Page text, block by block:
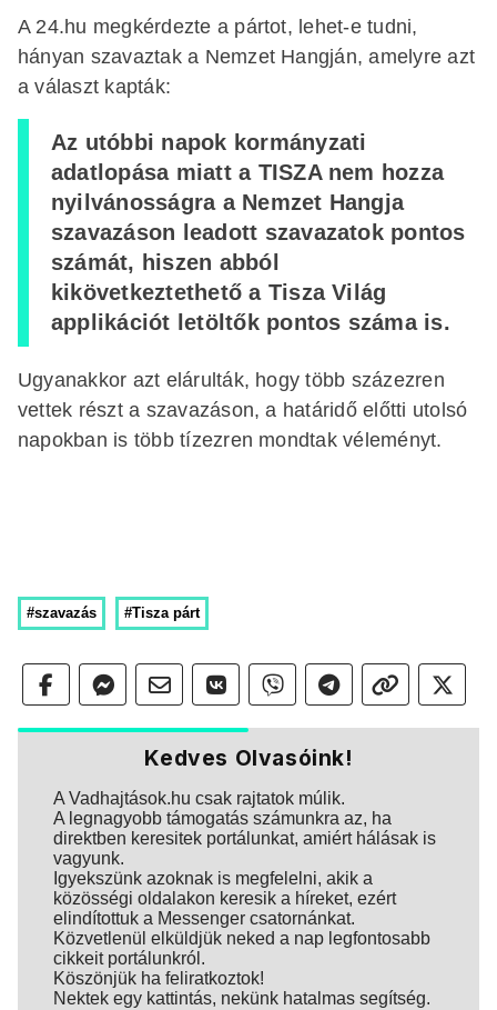
A 24.hu megkérdezte a pártot, lehet-e tudni,
hányan szavaztak a Nemzet Hangján, amelyre azt
a választ kapták:
Az utóbbi napok kormányzati
adatlopása miatt a TISZA nem hozza
nyilvánosságra a Nemzet Hangja
szavazáson leadott szavazatok pontos
számát, hiszen abból
kikövetkeztethető a Tisza Világ
applikációt letöltők pontos száma is.
Ugyanakkor azt elárulták, hogy több százezren
vettek részt a szavazáson, a határidő előtti utolsó
napokban is több tízezren mondtak véleményt.
#szavazás #Tisza párt
Kedves Olvasóink!
A Vadhajtások.hu csak rajtatok múlik.
A legnagyobb támogatás számunkra az, ha
direktben keresitek portálunkat, amiért hálásak is
vagyunk.
Igyekszünk azoknak is megfelelni, akik a
közösségi oldalakon keresik a híreket, ezért
elindítottuk a Messenger csatornánkat.
Közvetlenül elküldjük neked a nap legfontosabb
cikkeit portálunkról.
Köszönjük ha feliratkoztok!
Nektek egy kattintás, nekünk hatalmas segítség.